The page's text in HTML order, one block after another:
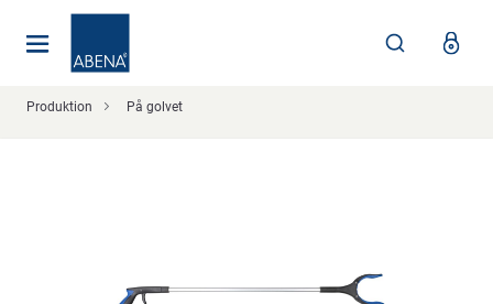
Produktion På golvet